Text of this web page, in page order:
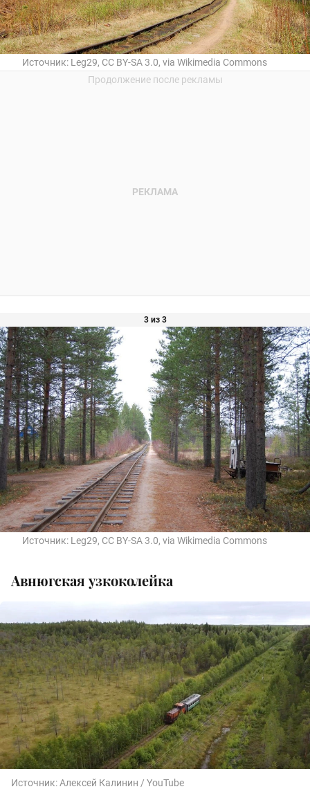
Источник: Leg29, CC BY-SA 3.0, via Wikimedia Commons
3 из 3
Источник: Leg29, CC BY-SA 3.0, via Wikimedia Commons
Авнюгская узкоколейка
Источник:Алексей Калинин / YouTube